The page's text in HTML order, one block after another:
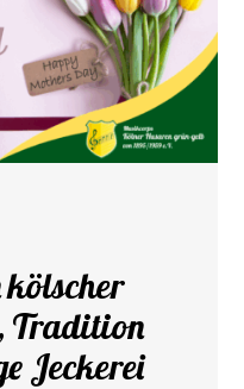
Tradition
Jeckerei